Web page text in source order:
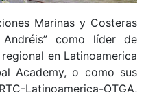
Marinas y Costeras
como líder de
en Latinoamerica
Academy, o como sus
OTGA,